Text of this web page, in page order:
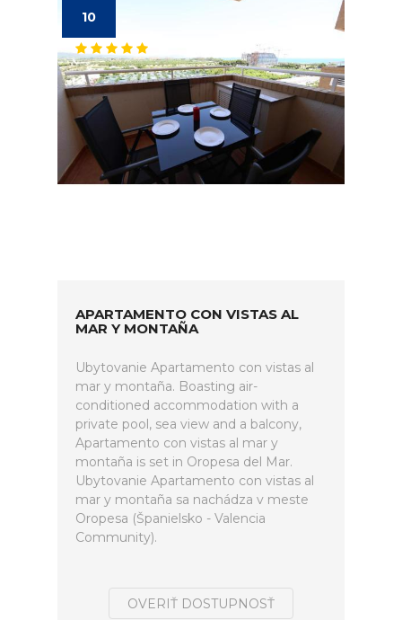
10
APARTAMENTO CON VISTAS AL
MAR Y MONTAÑA
Ubytovanie Apartamento con vistas al
mar y montaña. Boasting air-
conditioned accommodation with a
private pool, sea view and a balcony,
Apartamento con vistas al mar y
montaña is set in Oropesa del Mar.
Ubytovanie Apartamento con vistas al
mar y montaña sa nachádza v meste
Oropesa (Španielsko - Valencia
Community).
OVERIŤ DOSTUPNOSŤ